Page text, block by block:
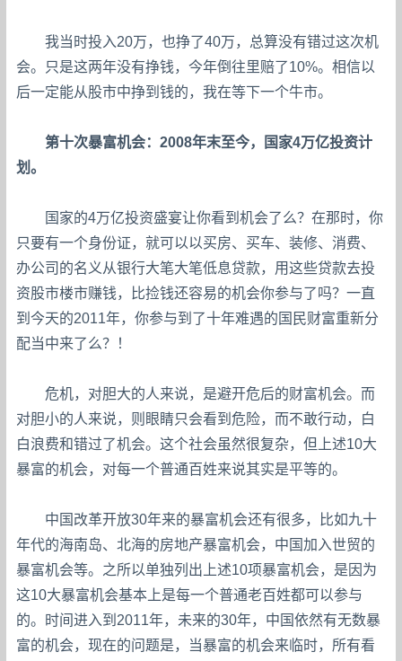
我当时投入20万，也挣了40万，总算没有错过这次机
会。只是这两年没有挣钱，今年倒往里赔了10%。相信以
后一定能从股市中挣到钱的，我在等下一个牛市。
第十次暴富机会：2008年末至今，国家4万亿投资计
划。
国家的4万亿投资盛宴让你看到机会了么？在那时，你
只要有一个身份证，就可以以买房、买车、装修、消费、
办公司的名义从银行大笔大笔低息贷款，用这些贷款去投
资股市楼市赚钱，比捡钱还容易的机会你参与了吗？一直
到今天的2011年，你参与到了十年难遇的国民财富重新分
配当中来了么？！
危机，对胆大的人来说，是避开危后的财富机会。而
对胆小的人来说，则眼睛只会看到危险，而不敢行动，白
白浪费和错过了机会。这个社会虽然很复杂，但上述10大
暴富的机会，对每一个普通百姓来说其实是平等的。
中国改革开放30年来的暴富机会还有很多，比如九十
年代的海南岛、北海的房地产暴富机会，中国加入世贸的
暴富机会等。之所以单独列出上述10项暴富机会，是因为
这10大暴富机会基本上是每一个普通老百姓都可以参与
的。时间进入到2011年，未来的30年，中国依然有无数暴
富的机会，现在的问题是，当暴富的机会来临时，所有看